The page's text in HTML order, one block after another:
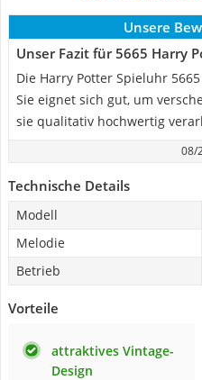
Unsere
Unser Fazit für 5665 Harry
Die Harry Potter Spieluhr
Sie eignet sich gut, um
sie qualitativ hochwertig
08/
Technische Details
Modell
Melodie
Betrieb
Vorteile
attraktives Vintage-
Design